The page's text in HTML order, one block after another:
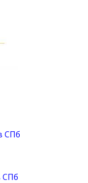
СПб
СПб